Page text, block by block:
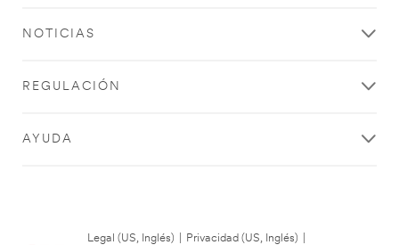
NOTICIAS
REGULACIÓN
AYUDA
Legal (US, Inglés) Privacidad (US, Inglés)